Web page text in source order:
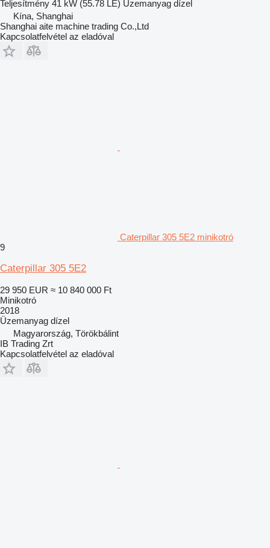
Teljesítmény 41 kW (55.78 LE) Üzemanyag dízel
Kína, Shanghai
Shanghai aite machine trading Co.,Ltd
Kapcsolatfelvétel az eladóval
Caterpillar 305 5E2 minikotró
9
Caterpillar 305 5E2
29 950 EUR ≈ 10 840 000 Ft
Minikotró
2018
Üzemanyag dízel
Magyarország, Törökbálint
IB Trading Zrt
Kapcsolatfelvétel az eladóval